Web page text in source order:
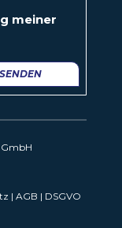
meiner
SENDEN
GmbH
| AGB | DSGVO